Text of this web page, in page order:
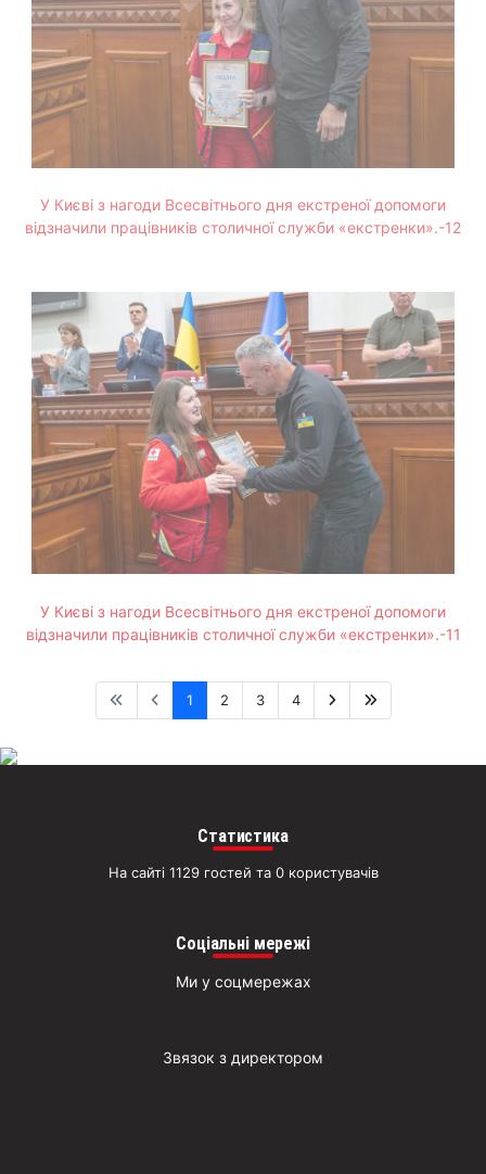
У Києві з нагоди Всесвітнього дня екстреної допомоги
відзначили працівників столичної служби «екстренки».-12
У Києві з нагоди Всесвітнього дня екстреної допомоги
відзначили працівників столичної служби «екстренки».-11
1 2 3 4
Статистика
На сайті 1129 гостей та 0 користувачів
Соціальні мережі
Ми у соцмережах
Звязок з директором